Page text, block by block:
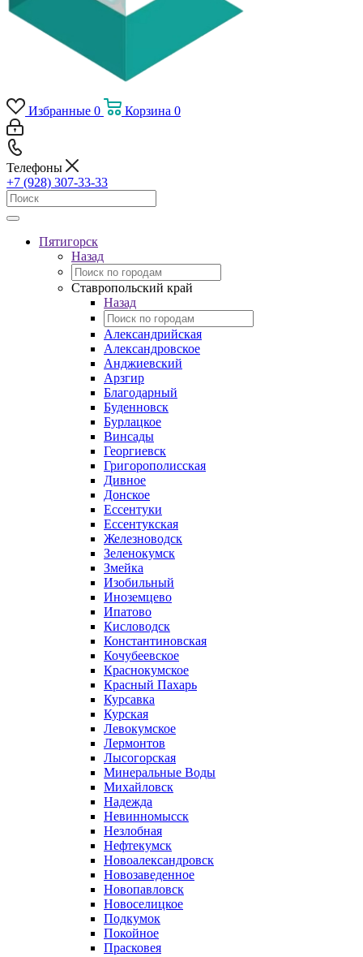
Избранные 0 Корзина 0
Телефоны
+7 (928) 307-33-33
Пятигорск
Назад
Ставропольский край
Назад
Александрийская
Александровское
Анджиевский
Арзгир
Благодарный
Буденновск
Бурлацкое
Винсады
Георгиевск
Григорополисская
Дивное
Донское
Ессентуки
Ессентукская
Железноводск
Зеленокумск
Змейка
Изобильный
Иноземцево
Ипатово
Кисловодск
Константиновская
Кочубеевское
Краснокумское
Красный Пахарь
Курсавка
Курская
Левокумское
Лермонтов
Лысогорская
Минеральные Воды
Михайловск
Надежда
Невинномысск
Незлобная
Нефтекумск
Новоалександровск
Новозаведенное
Новопавловск
Новоселицкое
Подкумок
Покойное
Прасковея